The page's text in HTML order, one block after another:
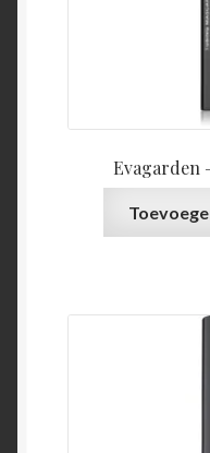
Evagarden